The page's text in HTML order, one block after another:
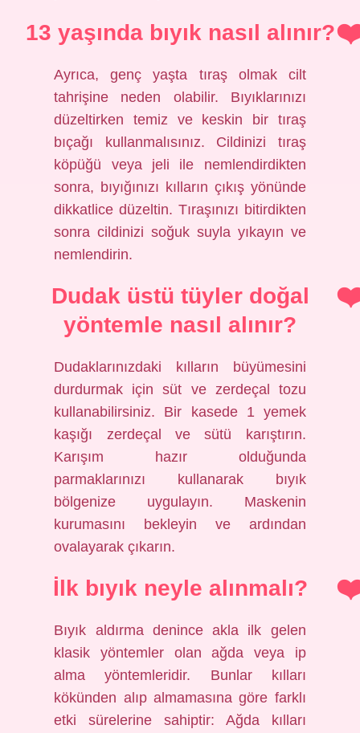
13 yaşında bıyık nasıl alınır?
Ayrıca, genç yaşta tıraş olmak cilt
tahrişine neden olabilir. Bıyıklarınızı
düzeltirken temiz ve keskin bir tıraş
bıçağı kullanmalısınız. Cildinizi tıraş
köpüğü veya jeli ile nemlendirdikten
sonra, bıyığınızı kılların çıkış yönünde
dikkatlice düzeltin. Tıraşınızı bitirdikten
sonra cildinizi soğuk suyla yıkayın ve
nemlendirin.
Dudak üstü tüyler doğal
yöntemle nasıl alınır?
Dudaklarınızdaki kılların büyümesini
durdurmak için süt ve zerdeçal tozu
kullanabilirsiniz. Bir kasede 1 yemek
kaşığı zerdeçal ve sütü karıştırın.
Karışım hazır olduğunda
parmaklarınızı kullanarak bıyık
bölgenize uygulayın. Maskenin
kurumasını bekleyin ve ardından
ovalayarak çıkarın.
İlk bıyık neyle alınmalı?
Bıyık aldırma denince akla ilk gelen
klasik yöntemler olan ağda veya ip
alma yöntemleridir. Bunlar kılları
kökünden alıp almamasına göre farklı
etki sürelerine sahiptir: Ağda kılları